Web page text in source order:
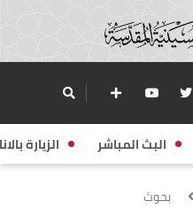
البث المباشر الزيارة
بحوث